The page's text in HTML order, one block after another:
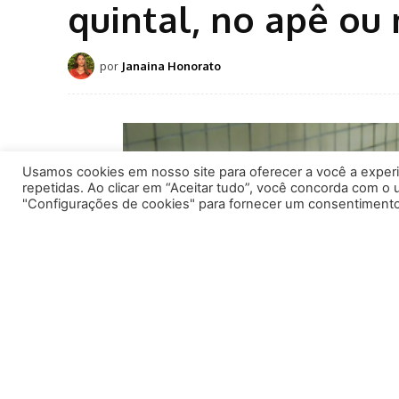
Usamos cookies em nosso site para oferecer a você a
repetidas. Ao clicar em “Aceitar tudo”, você concorda com
"Configurações de cookies" para fornecer um